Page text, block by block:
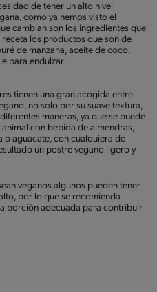
de tener un alto nivel
como ya hemos visto el
cambian son los ingredientes que
los productos que son de
de manzana, aceite de coco,
para endulzar.
tienen una gran acogida entre
no solo por su suave textura,
maneras, ya que se puede
con bebida de almendras,
o aguacate, con cualquiera de
un postre vegano ligero y
veganos algunos pueden tener
por lo que se recomienda
porción adecuada para contribuir